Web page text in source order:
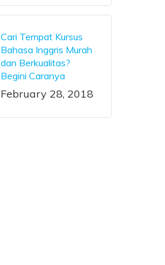
Cari Tempat Kursus
Bahasa Inggris Murah
dan Berkualitas?
Begini Caranya
February 28, 2018